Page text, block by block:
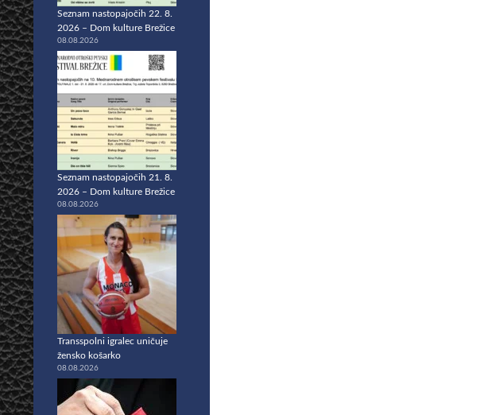
Seznam nastopajočih 22. 8.
2026 – Dom kulture Brežice
08.08.2026
Seznam nastopajočih 21. 8.
2026 – Dom kulture Brežice
08.08.2026
Transspolni igralec uničuje
žensko košarko
08.08.2026